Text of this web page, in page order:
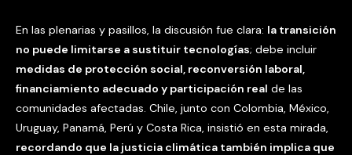
En las plenarias y pasillos, la discusión fue clara: la transición
no puede limitarse a sustituir tecnologías; debe incluir
medidas de protección social, reconversión laboral,
financiamiento adecuado y participación real de las
comunidades afectadas. Chile, junto con Colombia, México,
Uruguay, Panamá, Perú y Costa Rica, insistió en esta mirada,
recordando que la justicia climática también implica que